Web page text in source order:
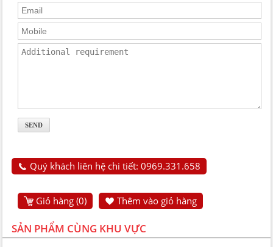
Quý khách liên hệ chi tiết: 0969.331.658
Giỏ hàng (0) Thêm vào giỏ hàng
SẢN PHẨM CÙNG KHU VỰC